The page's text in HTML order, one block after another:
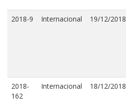
2018-9 Internacional 19/12/2018
2018-
162
Internacional 18/12/2018